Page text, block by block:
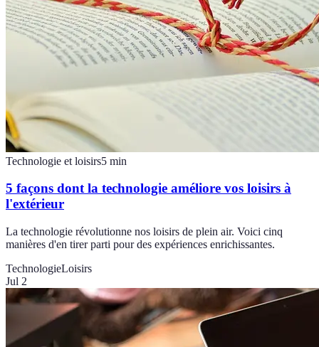
Technologie et loisirs5 min
5 façons dont la technologie améliore vos loisirs à
l'extérieur
La technologie révolutionne nos loisirs de plein air. Voici cinq
manières d'en tirer parti pour des expériences enrichissantes.
TechnologieLoisirs
Jul 2